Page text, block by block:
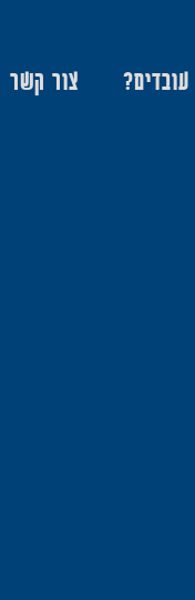
צור קשר